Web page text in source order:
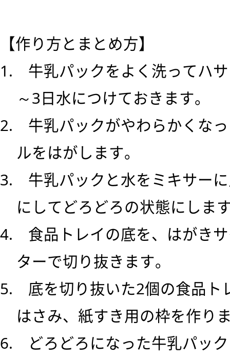
【作り方とまとめ方】
1. 牛乳パックをよく洗ってハ
～3日水につけておきます。
2. 牛乳パックがやわらかくな
ルをはがします。
3. 牛乳パックと水をミキサー
にしてどろどろの状態にしま
4. 食品トレイの底を、はがき
ターで切り抜きます。
5. 底を切り抜いた2個の食品ト
はさみ、紙すき用の枠を作り
6. どろどろになった牛乳パッ